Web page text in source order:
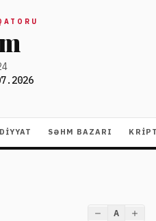
SƏHM BAZARI
A